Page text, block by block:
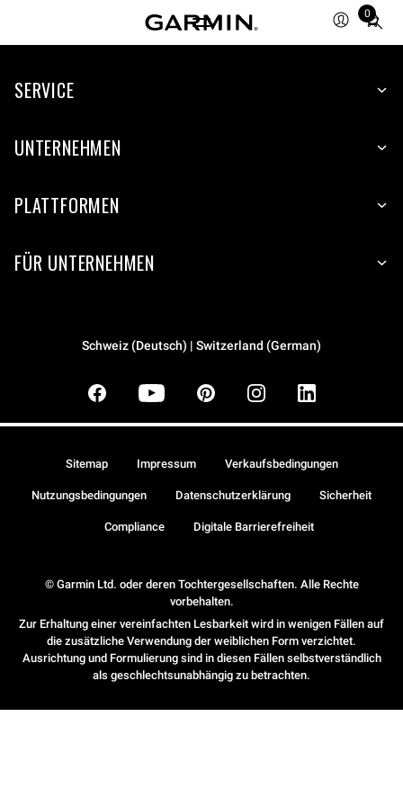
0
Total
items
cart:
SERVICE
UNTERNEHMEN
PLATTFORMEN
FÜR UNTERNEHMEN
Schweiz (Deutsch) | Switzerland (German)
© Garmin Ltd. oder deren Tochtergesellschaften. Alle Rechte
vorbehalten.
Zur Erhaltung einer vereinfachten Lesbarkeit wird in wenigen Fällen auf
die zusätzliche Verwendung der weiblichen Form verzichtet.
Ausrichtung und Formulierung sind in diesen Fällen selbstverständlich
als geschlechtsunabhängig zu betrachten.
Sitemap Impressum Verkaufsbedingungen
Nutzungsbedingungen Datenschutzerklärung Sicherheit
Compliance Digitale Barrierefreiheit